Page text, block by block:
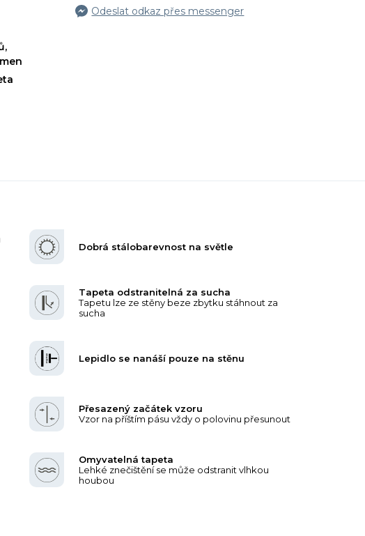
Odeslat odkaz přes messenger
Dobrá stálobarevnost na světle
Tapeta odstranitelná za sucha
Tapetu lze ze stěny beze zbytku stáhnout za
sucha
Lepidlo se nanáší pouze na stěnu
Přesazený začátek vzoru
Vzor na příštím pásu vždy o polovinu přesunout
Omyvatelná tapeta
Lehké znečištění se může odstranit vlhkou
houbou